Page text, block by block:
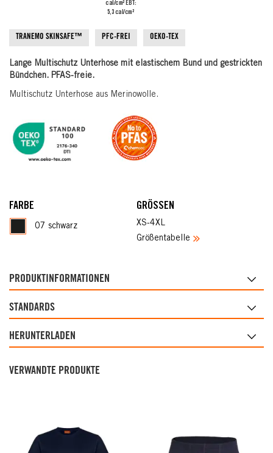
cal/cm² EBT:
5,3 cal/cm²
TRANEMO SKINSAFE™ PFC-FREI OEKO-TEX
Lange Multischutz Unterhose mit elastischem Bund und gestrickten
Bündchen. PFAS-freie.
Multischutz Unterhose aus Merinowolle.
FARBE
07 schwarz
GRÖSSEN
XS-4XL
Größentabelle
PRODUKTINFORMATIONEN
STANDARDS
HERUNTERLADEN
VERWANDTE PRODUKTE